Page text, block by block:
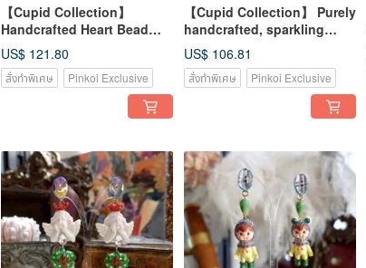
【Cupid Collection】
Handcrafted Heart Bead
Earrings with Angel Charms
in Colorful Baroque Print
US$ 121.80
สั่งทำพิเศษ Pinkoi Exclusive
【Cupid Collection】 Purely
handcrafted, sparkling
colorful beaded bracelet
with lightweight resin.
US$ 106.81
สั่งทำพิเศษ Pinkoi Exclusive